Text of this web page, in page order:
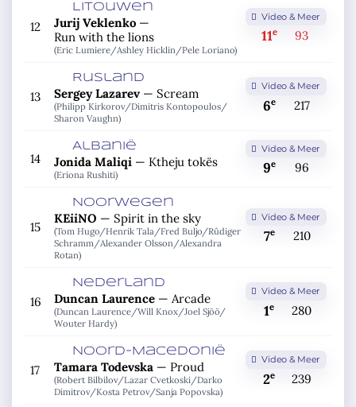
12
Litouwen
Jurij Veklenko—
Run with the lions
(Eric Lumiere/Ashley Hicklin/Pele Loriano)
Video & Meer
11e 93
13
Rusland
Sergey Lazarev— Scream
(Philipp Kirkorov/Dimitris Kontopoulos/
Sharon Vaughn)
Video & Meer
6e 217
14
Albanië
Jonida Maliqi — Ktheju tokës
(Eriona Rushiti)
Video & Meer
9e 96
15
Noorwegen
KEiiNO — Spirit in the sky
(Tom Hugo/Henrik Tala/Fred Buljo/Rûdiger
Schramm/Alexander Olsson/Alexandra
Rotan)
Video & Meer
7e 210
16
Nederland
Duncan Laurence— Arcade
(Duncan Laurence/Will Knox/Joel Sjöö/
Wouter Hardy)
Video & Meer
1e 280
17
Noord-Macedonië
Tamara Todevska — Proud
(Robert Bilbilov/Lazar Cvetkoski/Darko
Dimitrov/Kosta Petrov/Sanja Popovska)
Video & Meer
2e 239